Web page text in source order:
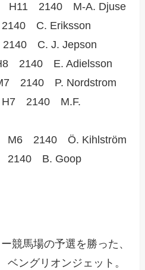
H11 2140 M-A. Djuse
C. Eriksson
C. J. Jepson
2140 E. Adielsson
2140 P. Nordstrom
H7 2140 M.F.
M6 2140 Ö. Kihlström
B. Goop
競馬場の予選を勝った、
ベングリオンジェット。